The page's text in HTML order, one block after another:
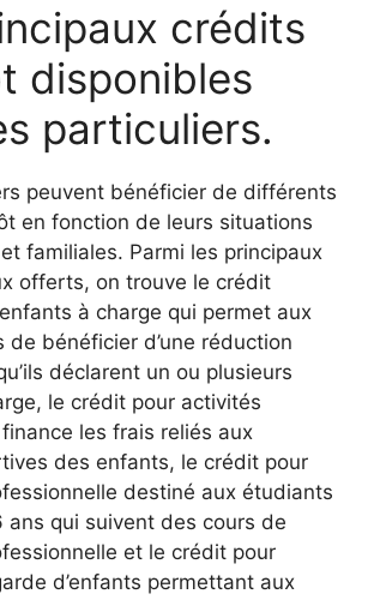
crédits
disponibles
particuliers.
peuvent bénéficier de différents
en fonction de leurs situations
familiales. Parmi les principaux
offerts, on trouve le crédit
à charge qui permet aux
de bénéficier d’une réduction
déclarent un ou plusieurs
le crédit pour activités
les frais reliés aux
des enfants, le crédit pour
destiné aux étudiants
ans qui suivent des cours de
et le crédit pour
d’enfants permettant aux